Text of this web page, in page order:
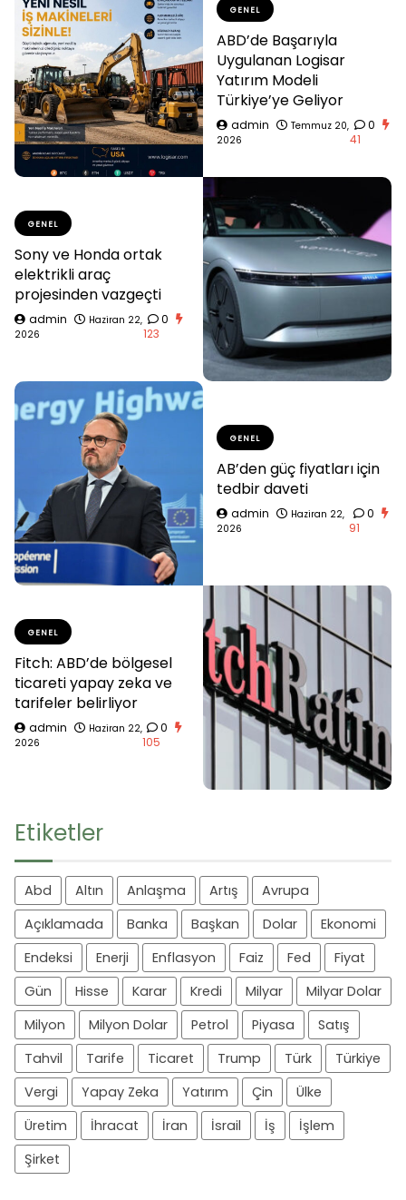
GENEL
ABD’de Başarıyla
Uygulanan Logisar
Yatırım Modeli
Türkiye’ye Geliyor
admin
Temmuz 20,
2026
0
41
GENEL
Sony ve Honda ortak
elektrikli araç
projesinden vazgeçti
admin
Haziran 22,
2026
0
123
GENEL
AB’den güç fiyatları için
tedbir daveti
admin
Haziran 22,
2026
0
91
GENEL
Fitch: ABD’de bölgesel
ticareti yapay zeka ve
tarifeler belirliyor
admin
Haziran 22,
2026
0
105
Etiketler
Abd Altın Anlaşma Artış
Avrupa
Açıklamada
Banka Başkan Dolar
Ekonomi
Endeksi
Enerji Enflasyon Faiz Fed
Fiyat
Gün
Hisse Karar Kredi Milyar
Milyar Dolar
Milyon
Milyon Dolar Petrol Piyasa
Satış
Tahvil
Tarife Ticaret Trump Türk
Türkiye
Vergi
Yapay Zeka Yatırım Çin
Ülke
Üretim
İhracat İran İsrail İş
İşlem
Şirket